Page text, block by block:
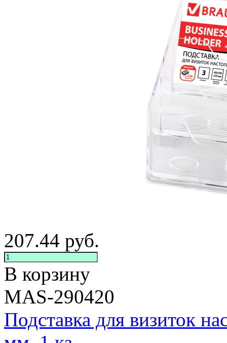
207.44 руб.
В корзину
MAS-290420
Подставка для визиток